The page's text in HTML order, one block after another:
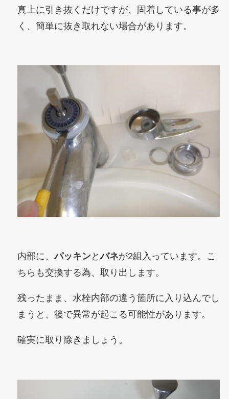
真上に引き抜くだけですが、固着している事が多
く、簡単に抜き取れない場合があります。
内部に、パッキン とバネが2組入っています。こ
ちらも交換する為、取り出します。
残ったまま、水栓内部の違う箇所に入り込んでし
まうと、後で異常が起こる可能性があります。
確実に取り除きましょう。